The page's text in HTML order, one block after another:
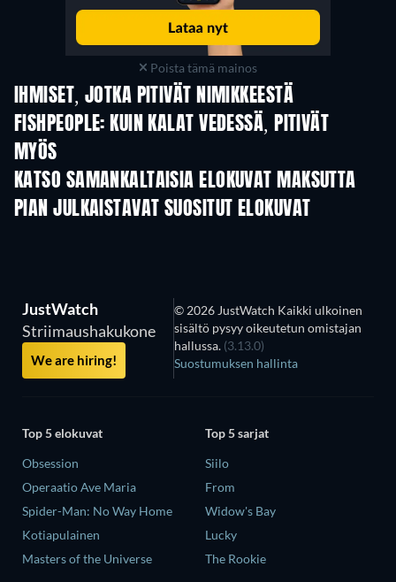
Poista tämä mainos
IHMISET, JOTKA PITIVÄT NIMIKKEESTÄ
FISHPEOPLE: KUIN KALAT VEDESSÄ, PITIVÄT
MYÖS
KATSO SAMANKALTAISIA ELOKUVAT MAKSUTTA
PIAN JULKAISTAVAT SUOSITUT ELOKUVAT
JustWatch
Striimaushakukone
We are hiring!
© 2026 JustWatch Kaikki ulkoinen
sisältö pysyy oikeutetun omistajan
hallussa. (3.13.0)
Suostumuksen hallinta
Top 5 elokuvat
Obsession
Operaatio Ave Maria
Spider-Man: No Way Home
Kotiapulainen
Masters of the Universe
Top 5 sarjat
Siilo
From
Widow's Bay
Lucky
The Rookie